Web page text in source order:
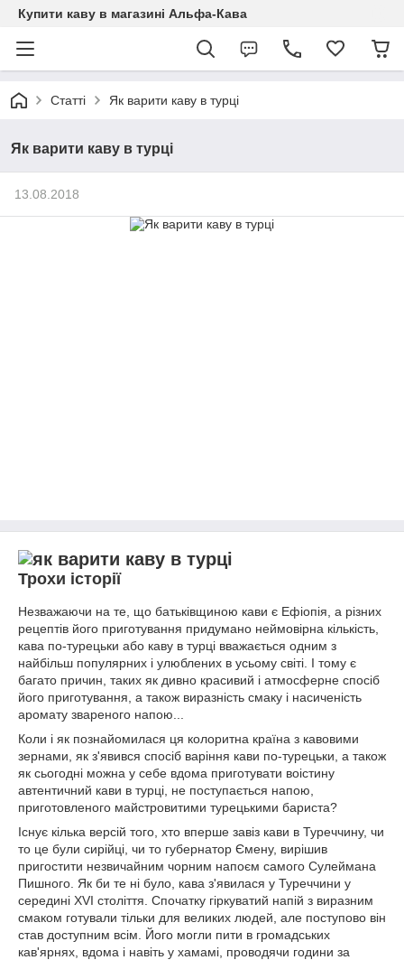
Купити каву в магазині Альфа-Кава
Статті Як варити каву в турці
Як варити каву в турці
13.08.2018
Трохи історії
Незважаючи на те, що батьківщиною кави є Ефіопія, а різних
рецептів його приготування придумано неймовірна кількість,
кава по-турецьки або каву в турці вважається одним з
найбільш популярних і улюблених в усьому світі. І тому є
багато причин, таких як дивно красивий і атмосферне спосіб
його приготування, а також виразність смаку і насиченість
аромату звареного напою...
Коли і як познайомилася ця колоритна країна з кавовими
зернами, як з'явився спосіб варіння кави по-турецьки, а також
як сьогодні можна у себе вдома приготувати воістину
автентичний кави в турці, не поступається напою,
приготовленого майстровитими турецькими бариста?
Існує кілька версій того, хто вперше завіз кави в Туреччину, чи
то це були сирійці, чи то губернатор Ємену, вирішив
пригостити незвичайним чорним напоєм самого Сулеймана
Пишного. Як би те ні було, кава з'явилася у Туреччини у
середині XVI століття. Спочатку гіркуватий напій з виразним
смаком готували тільки для великих людей, але поступово він
став доступним всім. Його могли пити в громадських
кав'ярнях, вдома і навіть у хамамі, проводячи години за